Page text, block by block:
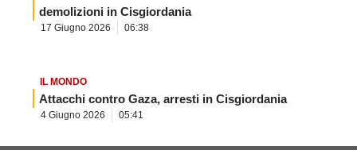
demolizioni in Cisgiordania
17 Giugno 2026 06:38
IL MONDO
Attacchi contro Gaza, arresti in Cisgiordania
4 Giugno 2026 05:41